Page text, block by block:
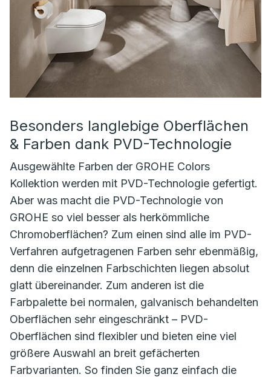
Besonders langlebige Oberflächen
& Farben dank PVD-Technologie
Ausgewählte Farben der GROHE Colors
Kollektion werden mit PVD-Technologie gefertigt.
Aber was macht die PVD-Technologie von
GROHE so viel besser als herkömmliche
Chromoberflächen? Zum einen sind alle im PVD-
Verfahren aufgetragenen Farben sehr ebenmäßig,
denn die einzelnen Farbschichten liegen absolut
glatt übereinander. Zum anderen ist die
Farbpalette bei normalen, galvanisch behandelten
Oberflächen sehr eingeschränkt – PVD-
Oberflächen sind flexibler und bieten eine viel
größere Auswahl an breit gefächerten
Farbvarianten. So finden Sie ganz einfach die